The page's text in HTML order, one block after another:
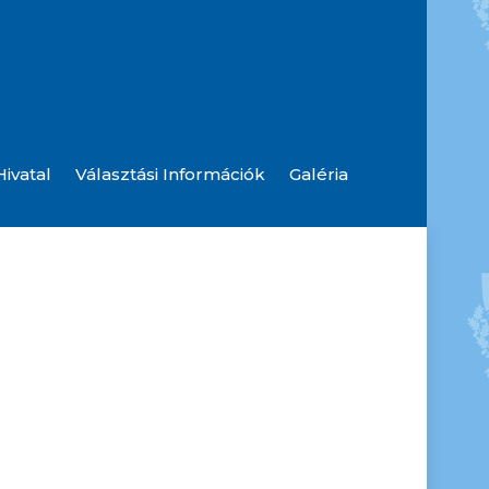
Választási Információk Galéria